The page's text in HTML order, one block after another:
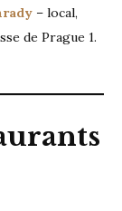
– local,
de Prague 1.